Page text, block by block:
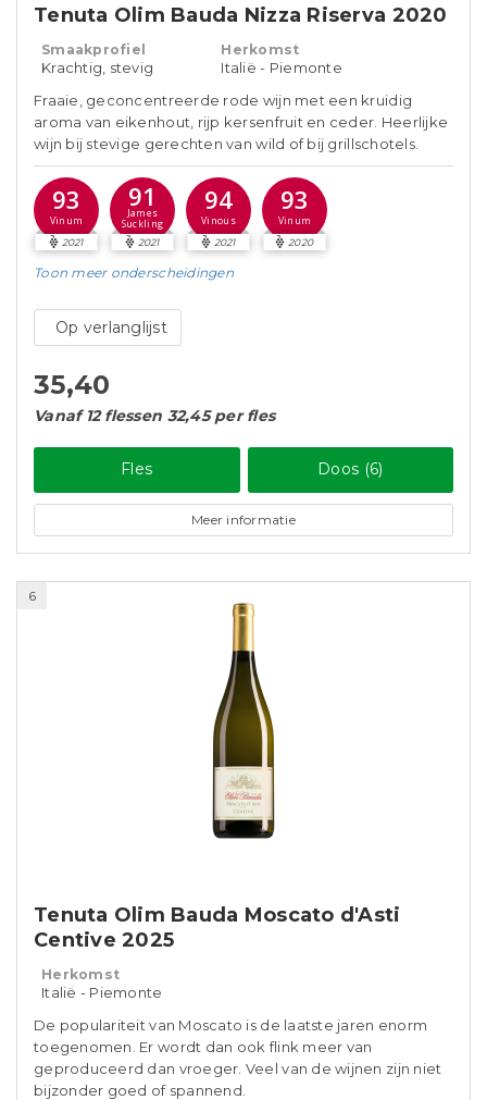
Tenuta Olim Bauda Nizza Riserva 2020
Smaakprofiel
Krachtig, stevig
Herkomst
Italië - Piemonte
Fraaie, geconcentreerde rode wijn met een kruidig
aroma van eikenhout, rijp kersenfruit en ceder. Heerlijke
wijn bij stevige gerechten van wild of bij grillschotels.
93
Vinum
2021
91
James
Suckling
2021
94
Vinous
2021
93
Vinum
2020
Toon meeronderscheidingen
Op verlanglijst
35,40
Vanaf 12 flessen 32,45 per fles
Fles Doos (6)
Meer informatie
6
Tenuta Olim Bauda Moscato d'Asti
Centive 2025
Herkomst
Italië - Piemonte
De populariteit van Moscato is de laatste jaren enorm
toegenomen. Er wordt dan ook flink meer van
geproduceerd dan vroeger. Veel van de wijnen zijn niet
bijzonder goed of spannend.